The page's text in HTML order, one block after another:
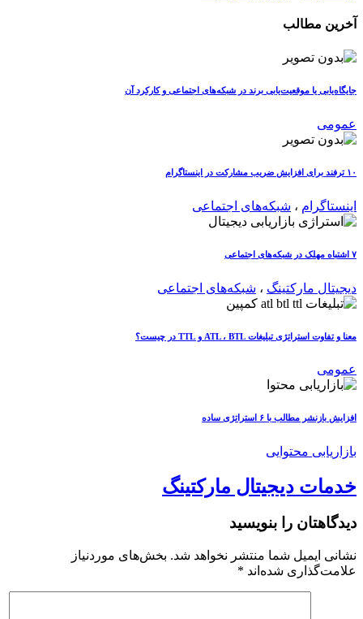
آخرین مطالب
جایگاه‌یابی یا موقعیت‌یابی برند در شبکه‌های اجتماعی و کارکرد آن
عمومی
۱۰ ترفند برای افزایش ضریب مشارکت در اینستاگرام
اینستاگرام ، شبکه‌های اجتماعی
۷ اشتباه مهلک در شبکه‌های اجتماعی
دیجیتال مارکتینگ ، شبکه‌های اجتماعی
معنا و تفاوت استراتژی تبلیغات ATL ، BTL و TTL در چیست؟
عمومی
افزایش بازنشر مطالب با ۶ استراتژی ساده
بازاریابی محتوایی
خدمات دیجیتال مارکتینگ
دیدگاهتان را بنویسید
نشانی ایمیل شما منتشر نخواهد شد. بخش‌های موردنیاز
علامت‌گذاری شده‌اند *